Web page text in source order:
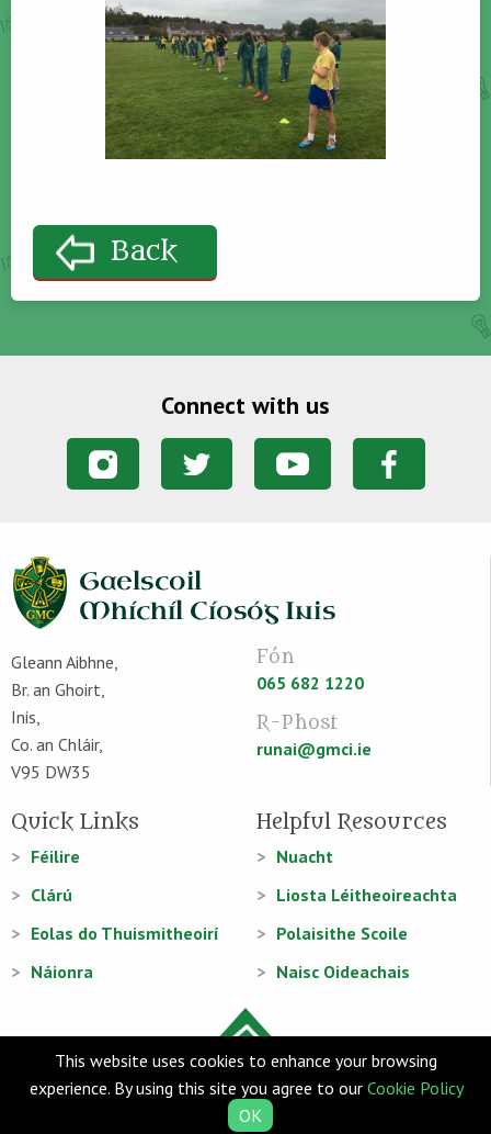
Back
Connect with us
Gleann Aibhne,
Br. an Ghoirt,
Inis,
Co. an Chláir,
V95 DW35
Fón
065 682 1220
R-Phost
runai@gmci.ie
Quick Links
Féilire
Clárú
Eolas do Thuismitheoirí
Náionra
Helpful Resources
Nuacht
Liosta Léitheoireachta
Polaisithe Scoile
Naisc Oideachais
© Gaelscoil Mhíchíl Cíosóg 2026
Web Development
This website uses cookies to enhance your browsing
experience. By using this site you agree to our Cookie Policy
OK